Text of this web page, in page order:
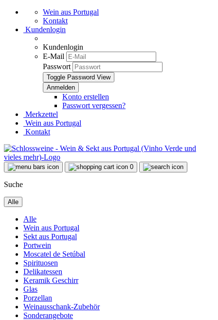
Wein aus Portugal
Kontakt
Kundenlogin
Kundenlogin
E-Mail
Passwort
Toggle Password View
Konto erstellen
Passwort vergessen?
Merkzettel
Wein aus Portugal
Kontakt
0
Suche
Alle
Alle
Wein aus Portugal
Sekt aus Portugal
Portwein
Moscatel de Setúbal
Spirituosen
Delikatessen
Keramik Geschirr
Glas
Porzellan
Weinausschank-Zubehör
Sonderangebote